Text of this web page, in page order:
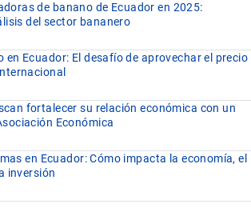
de banano de Ecuador en 2025:
del sector bananero
en Ecuador: El desafío de aprovechar el precio
fortalecer su relación económica con un
Económica
en Ecuador: Cómo impacta la economía, el
inversión